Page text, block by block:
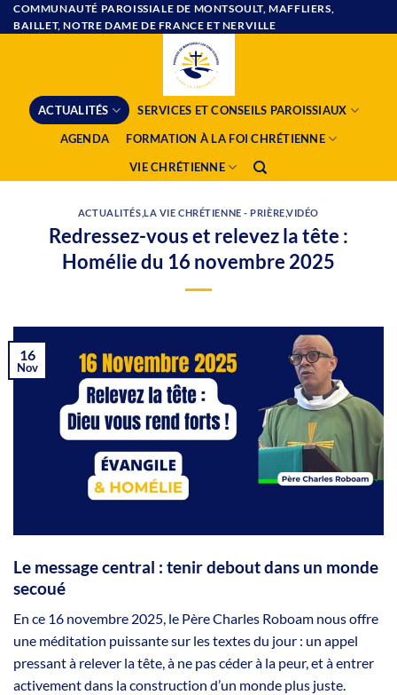
Passer
au
COMMUNAUTÉ PAROISSIALE DE MONTSOULT, MAFFLIERS,
BAILLET, NOTRE DAME DE FRANCE ET NERVILLE
ACTUALITÉS
SERVICES ET CONSEILS PAROISSIAUX
AGENDA
FORMATION À LA FOI CHRÉTIENNE
VIE CHRÉTIENNE
ACTUALITÉS ,LA VIE CHRÉTIENNE - PRIÈRE,VIDÉO
Redressez-vous et relevez la tête :
Homélie du 16 novembre 2025
16
Nov
Le message central : tenir debout dans un monde
secoué
En ce 16 novembre 2025, le Père Charles Roboam nous offre
une méditation puissante sur les textes du jour : un appel
pressant à relever la tête, à ne pas céder à la peur, et à entrer
activement dans la construction d’un monde plus juste.